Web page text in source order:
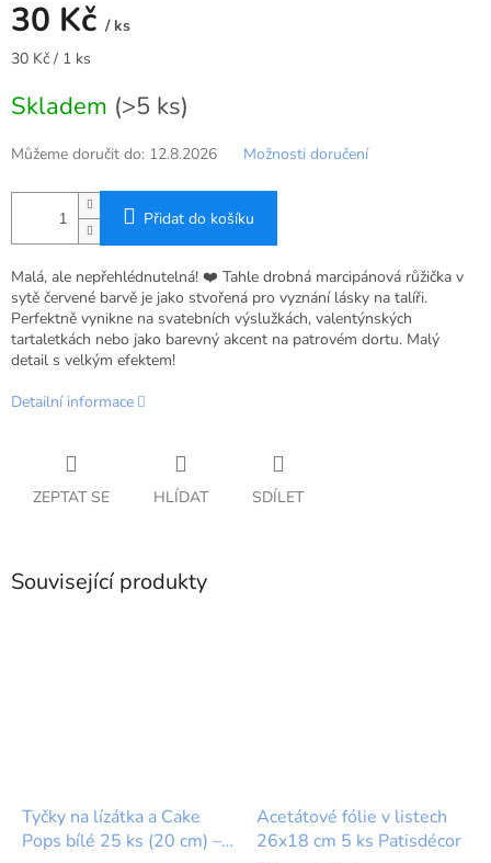
30 Kč / ks
Měrná
30 Kč / 1 ks
Skladem (>5 ks)
Můžeme doručit do: 12.8.2026 Možnosti doručení
Přidat do košíku
Malá, ale nepřehlédnutelná! ❤️ Tahle drobná marcipánová růžička v
sytě červené barvě je jako stvořená pro vyznání lásky na talíři.
Perfektně vynikne na svatebních výslužkách, valentýnských
tartaletkách nebo jako barevný akcent na patrovém dortu. Malý
detail s velkým efektem!
Detailní informace
ZEPTAT SE HLÍDAT SDÍLET
Související produkty
Tyčky na lízátka a Cake
Pops bílé 25 ks (20 cm) –
Acetátové fólie v listech
26x18 cm 5 ks Patisdécor